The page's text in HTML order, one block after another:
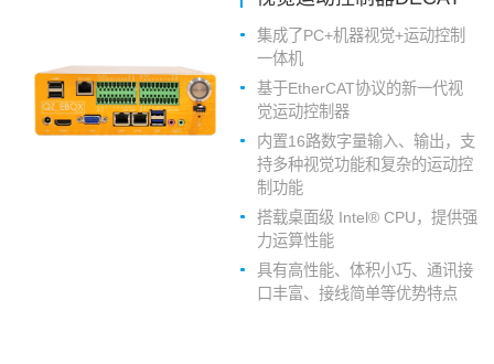
集成了PC+机器视觉+运动控制
一体机
基于EtherCAT协议的新一代视
觉运动控制器
内置16路数字量输入、输出，支
持多种视觉功能和复杂的运动控
制功能
搭载桌面级 Intel® CPU，提供强
力运算性能
具有高性能、体积小巧、通讯接
口丰富、接线简单等优势特点